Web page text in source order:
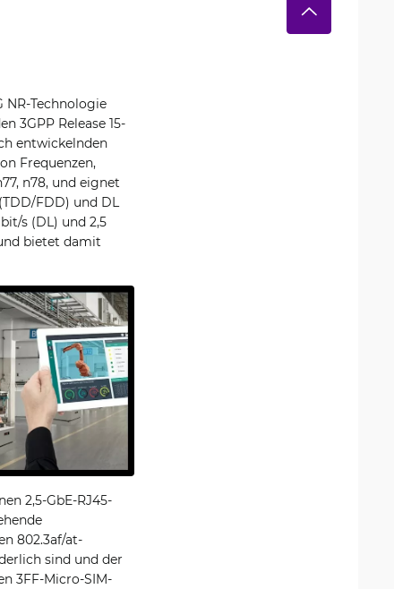
NR-Technologie
3GPP Release 15-
entwickelnden
Frequenzen,
n78, und eignet
FDD) und DL
s (DL) und 2,5
bietet damit
2,5-GbE-RJ45-
802.3af/at-
sind und der
3FF-Micro-SIM-